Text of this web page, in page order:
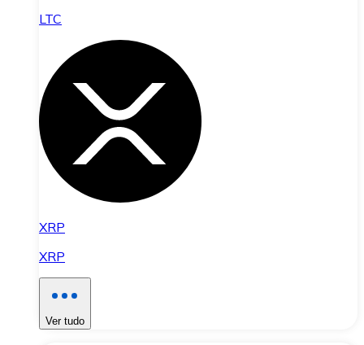
LTC
XRP
XRP
Ver tudo